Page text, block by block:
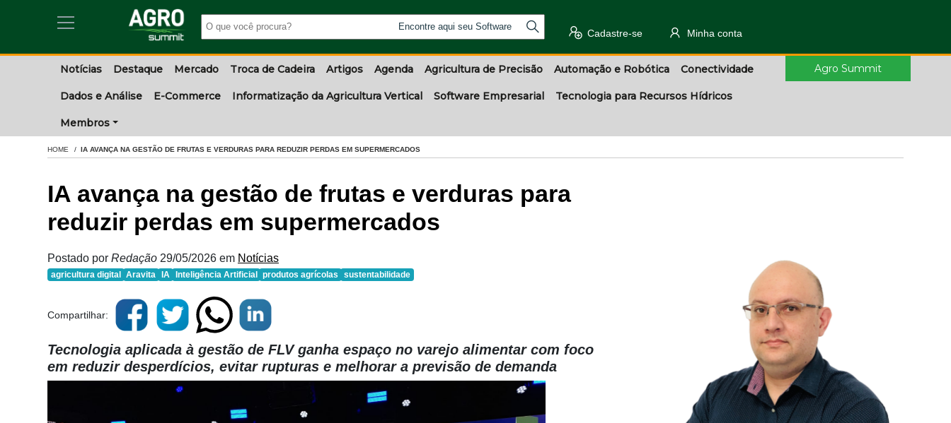
Encontre aqui seu Software
Cadastre-se Minha conta
Notícias Destaque Mercado Troca de Cadeira Artigos Agenda Agricultura de Precisão Automação e Robótica Conectividade
Dados e Análise E-Commerce Informatização da Agricultura Vertical Software Empresarial Tecnologia para Recursos Hídricos
Membros
Agro Summit
HOME IA AVANÇA NA GESTÃO DE FRUTAS E VERDURAS PARA REDUZIR PERDAS EM SUPERMERCADOS
IA avança na gestão de frutas e verduras para
reduzir perdas em supermercados
Postado por Redação 29/05/2026 em Notícias
agricultura digital Aravita IA Inteligência Artificial produtos agrícolas sustentabilidade
Compartilhar:
Tecnologia aplicada à gestão de FLV ganha espaço no varejo alimentar com foco
em reduzir desperdícios, evitar rupturas e melhorar a previsão de demanda